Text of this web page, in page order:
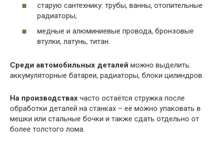
старую сантехнику: трубы, ванны, отопительные
радиаторы;
медные и алюминиевые провода, бронзовые
втулки, латунь, титан.
Среди автомобильных деталей можно выделить:
аккумуляторные батареи, радиаторы, блоки цилиндров.
На производствах часто остаётся стружка после
обработки деталей на станках – её можно упаковать в
мешки или стальные бочки и также сдать отдельно от
более толстого лома.